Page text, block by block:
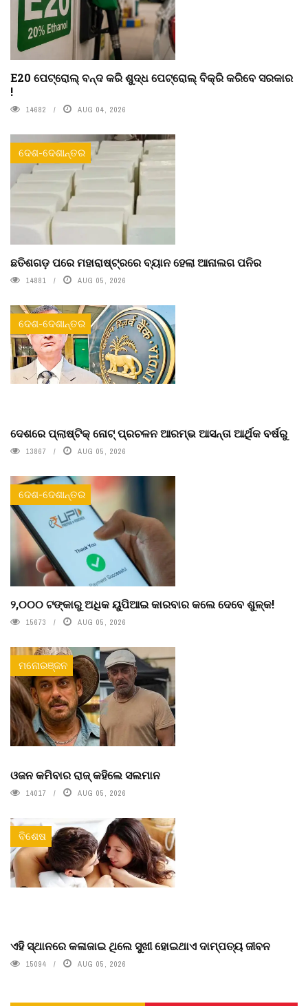
E20 ପେଟ୍ରୋଲ୍ ବନ୍ଦ କରି ଶୁଦ୍ଧ ପେଟ୍ରୋଲ୍ ବିକ୍ରି କରିବେ ସରକାର
!
14682 AUG 04, 2026
ଦେଶ-ଦେଶାନ୍ତର
ଛତିଶଗଡ଼ ପରେ ମହାରାଷ୍ଟ୍ରରେ ବ୍ୟାନ ହେଲା ଆନାଲଗ ପନିର
14881 AUG 05, 2026
ଦେଶ-ଦେଶାନ୍ତର
ଦେଶରେ ପ୍ଲାଷ୍ଟିକ୍ ନୋଟ୍‌ ପ୍ରଚଳନ ଆରମ୍ଭ ଆସନ୍ତା ଆର୍ଥିକ ବର୍ଷରୁ
13867 AUG 05, 2026
ଦେଶ-ଦେଶାନ୍ତର
୨,୦୦୦ ଟଙ୍କାରୁ ଅଧିକ ୟୁପିଆଇ କାରବାର କଲେ ଦେବେ ଶୁଳ୍କ!
15673 AUG 05, 2026
ମନୋରଞ୍ଜନ
ଓଜନ କମିବାର ରାଜ୍ କହିଲେ ସଲମାନ
14017 AUG 05, 2026
ବିଶେଷ
ଏହି ସ୍ଥାନରେ କଳାଜାଇ ଥିଲେ ସୁଖୀ ହୋଇଥାଏ ଦାମ୍ପତ୍ୟ ଜୀବନ
15094 AUG 05, 2026